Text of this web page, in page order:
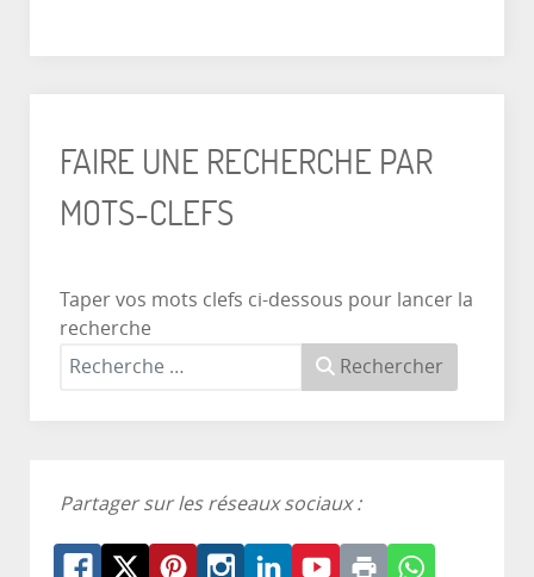
FAIRE UNE RECHERCHE PAR
MOTS-CLEFS
Taper vos mots clefs ci-dessous pour lancer la
recherche
Rechercher
Partager sur les réseaux sociaux :